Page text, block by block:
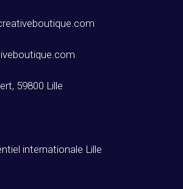
59800 Lille
internationale Lille